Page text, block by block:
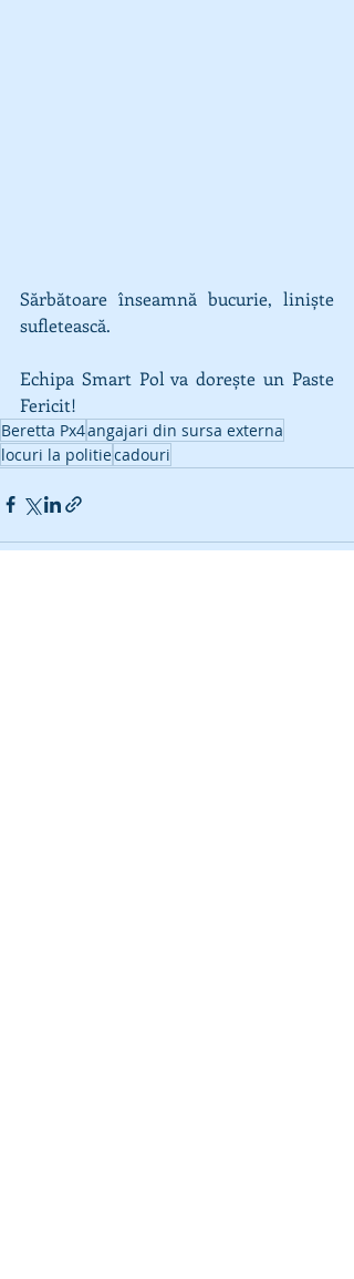
Sărbătoare înseamnă bucurie, liniște
sufletească.
Echipa Smart Pol va dorește un Paste
Fericit!
Beretta Px4angajari din sursa externa
locuri la politiecadouri